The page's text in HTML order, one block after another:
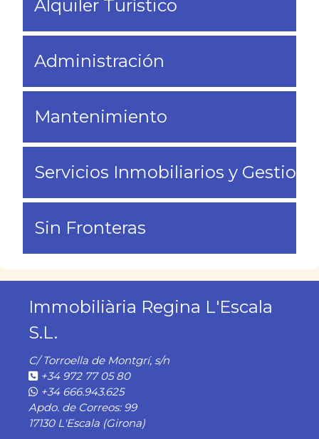
Alquiler Turístico
Administración
Mantenimiento
Servicios Inmobiliarios y
Sin Fronteras
Immobiliària Regina L'Escala
S.L.
C/ Torroella de Montgrí, s/n
+34 972 77 05 80
+34 666.943.625
Apdo. de Correos: 99
17130 L'Escala (Girona)